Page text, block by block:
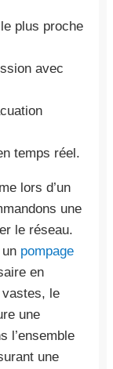
plus proche
avec
temps réel.
lors d’un
une
le réseau.
pompage
en
le
une
l’ensemble
une